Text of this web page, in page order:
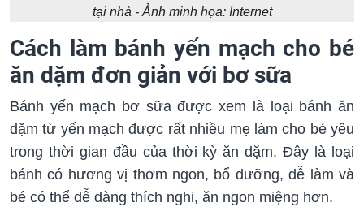
tại nhà - Ảnh minh họa: Internet
Cách làm bánh yến mạch cho bé
ăn dặm đơn giản với bơ sữa
Bánh yến mạch bơ sữa được xem là loại bánh ăn
dặm từ yến mạch được rất nhiều mẹ làm cho bé yêu
trong thời gian đầu của thời kỳ ăn dặm. Đây là loại
bánh có hương vị thơm ngon, bổ dưỡng, dễ làm và
bé có thể dễ dàng thích nghi, ăn ngon miệng hơn.